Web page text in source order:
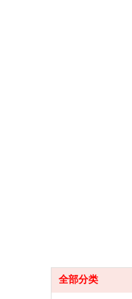
全部分类